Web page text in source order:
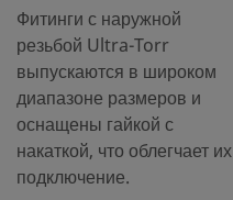
Фитинги с наружной
резьбой Ultra-Torr
выпускаются в широком
диапазоне размеров и
оснащены гайкой с
накаткой, что облегчает их
подключение.